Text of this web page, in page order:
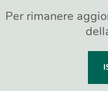
Per rimanere